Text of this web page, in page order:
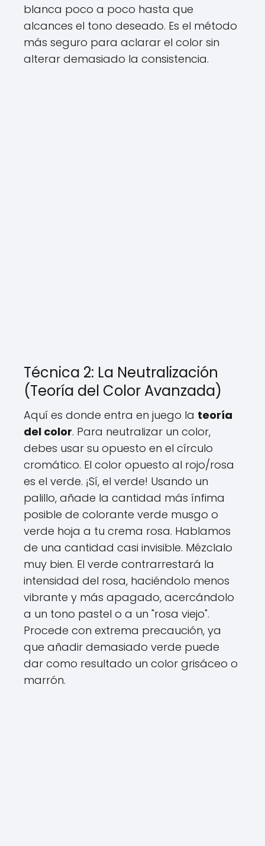
blanca poco a poco hasta que
alcances el tono deseado. Es el método
más seguro para aclarar el color sin
alterar demasiado la consistencia.
Técnica 2: La Neutralización
(Teoría del Color Avanzada)
Aquí es donde entra en juego la teoría
del color. Para neutralizar un color,
debes usar su opuesto en el círculo
cromático. El color opuesto al rojo/rosa
es el verde. ¡Sí, el verde! Usando un
palillo, añade la cantidad más ínfima
posible de colorante verde musgo o
verde hoja a tu crema rosa. Hablamos
de una cantidad casi invisible. Mézclalo
muy bien. El verde contrarrestará la
intensidad del rosa, haciéndolo menos
vibrante y más apagado, acercándolo
a un tono pastel o a un "rosa viejo".
Procede con extrema precaución, ya
que añadir demasiado verde puede
dar como resultado un color grisáceo o
marrón.